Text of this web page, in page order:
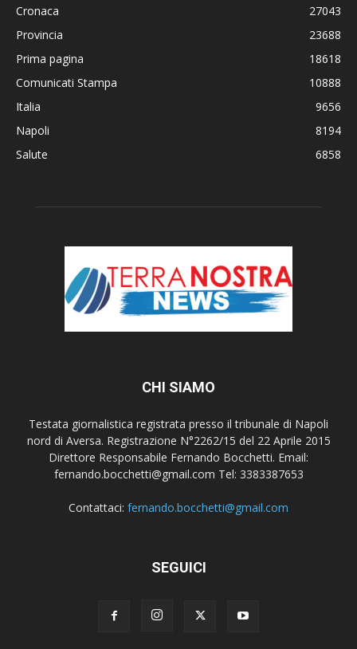
Cronaca
27043
Provincia
23688
Prima pagina
18618
Comunicati Stampa
10888
Italia
9656
Napoli
8194
Salute
6858
CHI SIAMO
Testata giornalistica registrata presso il tribunale di Napoli
nord di Aversa. Registrazione N°2262/15 del 22 Aprile 2015
Direttore Responsabile Fernando Bocchetti. Email:
fernando.bocchetti@gmail.com Tel: 3383387653
Contattaci: fernando.bocchetti@gmail.com
SEGUICI